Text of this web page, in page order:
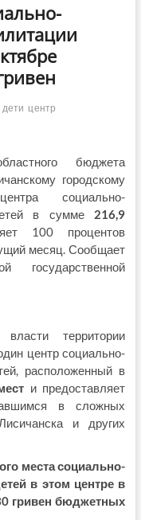
дети центр
бюджета
городскому
социально-
в сумме 216,9
100 процентов
месяц. Сообщает
государственной
территории
центр социально-
расположенный в
и предоставляет
в сложных
и других
местасоциально-
в этом центре в
гривен бюджетных